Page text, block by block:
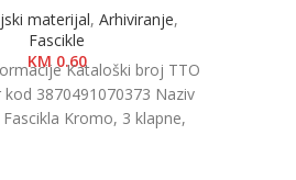
materijal, Arhiviranje,
Fascikle
KM0.60
Kataloški broj TTO
kod 3870491070373 Naziv
Kromo, 3 klapne,